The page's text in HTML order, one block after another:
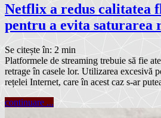
Netflix a redus calitatea
pentru a evita saturarea
Se citește în: 2 min
Platformele de streaming trebuie să fie
retrage în casele lor. Utilizarea excesivă
rețelei Internet, care în acest caz s-ar
continuare ...